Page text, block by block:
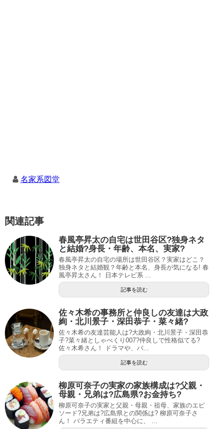
名家系図堂
関連記事
春風亭昇太の自宅は世田谷区?独身ネタ
と結婚?身長・年齢、本名、実家?
春風亭昇太の自宅の場所は世田谷区？実家はどこ？
独身ネタと結婚観？年齢と本名、身長が気になる! 春
風亭昇太さん！ 日本テレビ系 ...
記事を読む
佐々木希の事務所と仲良しの友達は大政
絢・北川景子・深田恭子・菜々緒?
佐々木希の友達芸能人は?大政絢・北川景子・深田恭
子?菜々緒としゃべくり007?仲良しで性格似てる?
佐々木希さん！ ドラマや、バ...
記事を読む
柳原可奈子の実家の家族構成は?父親・
母親・兄弟は?広島県?お金持ち?
柳原可奈子の実家と父親・母親・祖母、家族のエピ
ソード?兄弟は?広島県との関係は? 柳原可奈子さ
ん！ バラエティ番組を中心に、 ...